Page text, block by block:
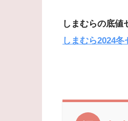
しまむらの底値
しまむら2024